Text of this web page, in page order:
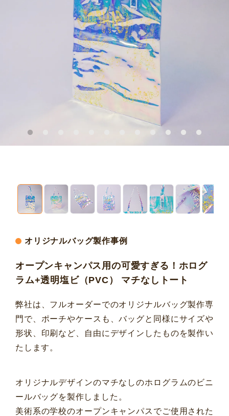
オリジナルバッグ製作事例
オープンキャンパス用の可愛すぎる！ホログ
ラム+透明塩ビ（PVC） マチなしトート
弊社は、フルオーダーでのオリジナルバッグ製作専
門で、ポーチやケースも、バッグと同様にサイズや
形状、印刷など、自由にデザインしたものを製作い
たします。
オリジナルデザインのマチなしのホログラムのビニ
ールバッグを製作しました。
美術系の学校のオープンキャンパスでご使用された